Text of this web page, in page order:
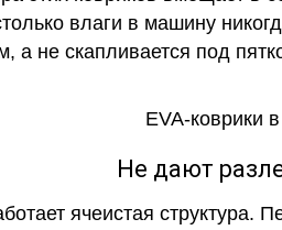
влаги в машину
а не скапливается под
Не дают
ячеистая структура.